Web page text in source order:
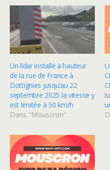
Un lidar installé à hauteur
de la rue de France à
Dottignies jusqu’au 22
septembre 2025 la vitesse y
est limitée à 50 km/h
Dans "Mouscron"